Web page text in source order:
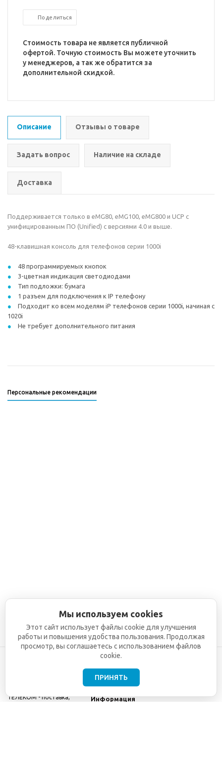
Поделиться
Стоимость товара не является публичной
офертой. Точную стоимость Вы можете уточнить
у менеджеров, а так же обратится за
дополнительной скидкой.
Описание Отзывы о товаре
Задать вопрос Наличие на складе
Доставка
Поддерживается только в eMG80, eMG100, eMG800 и UCP с
унифицированным ПО (Unified) с версиями 4.0 и выше.
48-клавишная консоль для телефонов серии 1000i
48 программируемых кнопок
3-цветная индикация светодиодами
Тип подложки: бумага
1 разъем для подключения к IP телефону
Подходит ко всем моделям iP телефонов серии 1000i, начиная с
1020i
Не требует дополнительного питания
Персональные рекомендации
ТЕЛЕКОМ - поставка,
Информация
Мы используем cookies
Этот сайт использует файлы cookie для улучшения
работы и повышения удобства пользования. Продолжая
просмотр, вы соглашаетесь с использованием файлов
cookie.
ПРИНЯТЬ